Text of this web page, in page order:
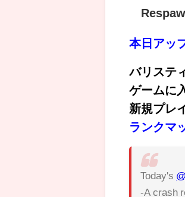
本日アッ
バリステ
ゲームに
新規プレ
ラ ンクマ
Today's
-A crash